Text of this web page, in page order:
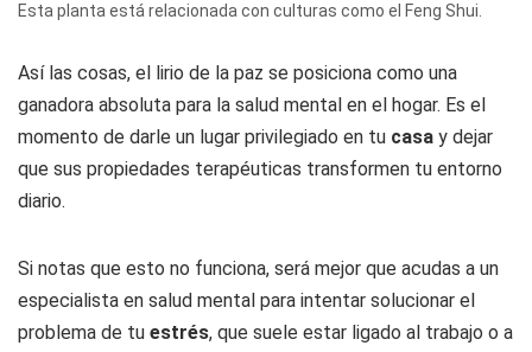
Esta planta está relacionada con culturas como el Feng Shui.
Así las cosas, el lirio de la paz se posiciona como una
ganadora absoluta para la salud mental en el hogar. Es el
momento de darle un lugar privilegiado en tu casa y dejar
que sus propiedades terapéuticas transformen tu entorno
diario.
Si notas que esto no funciona, será mejor que acudas a un
especialista en salud mental para intentar solucionar el
problema de tu estrés, que suele estar ligado al trabajo o a